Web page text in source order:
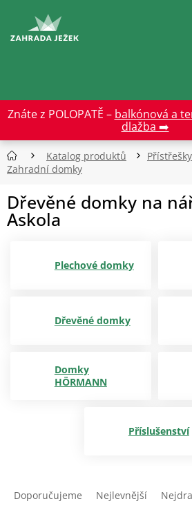
obsah
Znáte z POLOPATĚ – balkónová a
dlažba ➡️
Katalog produktů
Přístřešky
Zahradní domky
Dřevěné domky na
Askola
Plechové domky
Dřevěné domky
Domky
HÖRMANN
Příslušenství
Doporučujeme Nejlevnější